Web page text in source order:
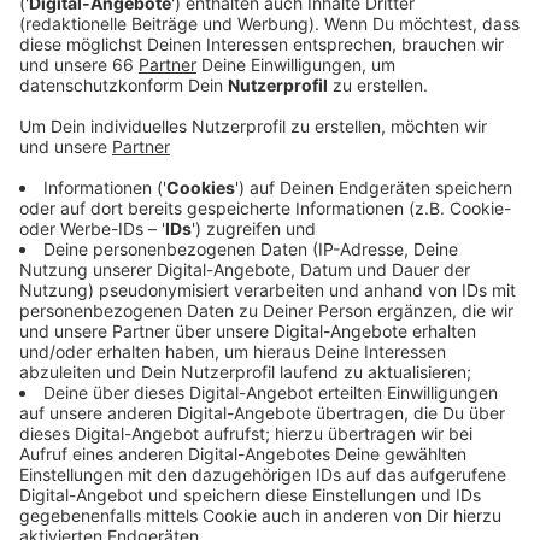
Veröffentlicht:Donnerstag, 06.02.2020 15:22
Jogi Löw ist der schönste Bundestrainer aller Zeiten
und aller Zeiten, die da noch kommen werden und noch
dreimal hin und zurück. Quasi im Alleingang hat er aus
einem rüden Haufen die "Fashion's-Eleven" geformt.
Selbstverständlich immer dabei: Sein Handy, mit dem
er in lieb gewonnener Manier per Sprachnachricht von
seinen Erlebnissen berichtet. Eben Jogis
Sprachnachricht, die Fußball-Comedy.
Anzeige